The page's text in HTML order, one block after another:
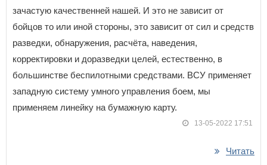
зачастую качественней нашей. И это не зависит от
бойцов то или иной стороны, это зависит от сил и средств
разведки, обнаружения, расчёта, наведения,
корректировки и доразведки целей, естественно, в
большинстве беспилотными средствами. ВСУ применяет
западную систему умного управления боем, мы
применяем линейку на бумажную карту.
13-05-2022 17:51
Читать